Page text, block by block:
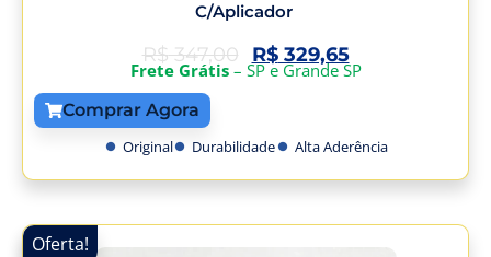
C/Aplicador
R$347,00 R$329,65
Frete Grátis– SP e Grande SP
Comprar Agora
Original Durabilidade Alta Aderência
Oferta!